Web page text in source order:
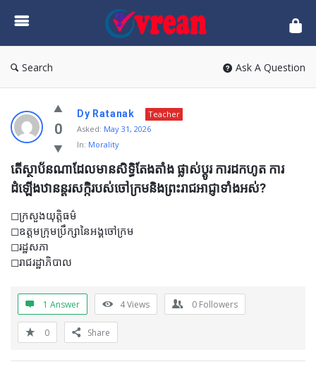
vrean.com
Search Ask A Question
0
Dy Ratanak
Teacher
Asked: May 31, 2026
In: Morality
តើស្ថាប័នណាដែលមានសិទ្ធិតែងតាំង ផ្លាស់ប្ដូរ ការដកហូត ការ
ដំឡើងឋានន្តរសកិ្ករបស់ចៅក្រមនិងព្រះរាជអាជ្ញាទាំងអស់?
◻ក្រសួងយុត្តិធម៌
◻ឧត្ដមក្រុមប្រឹក្សានៃអង្គចៅក្រម
◻រដ្ឋសភា
◻រាជរដ្ឋាភិបាល
1 Answer 4Views 0 Followers
0 Share